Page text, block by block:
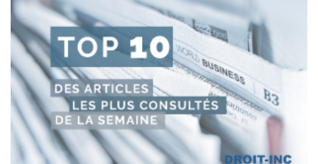
Scoop?
CABINETS
ET
ENTREPRISES
Espace
entreprises
Page
entreprises